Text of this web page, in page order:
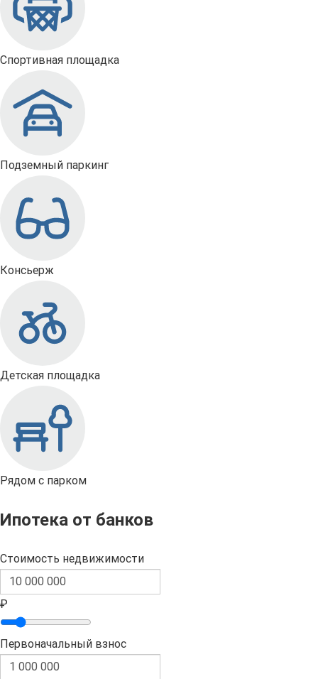
Спортивная площадка
Подземный паркинг
Консьерж
Детская площадка
Рядом с парком
Ипотека от банков
Стоимость недвижимости
₽
Первоначальный взнос